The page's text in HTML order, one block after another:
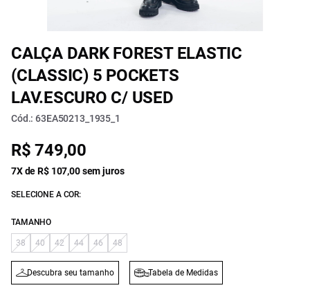
CALÇA DARK FOREST ELASTIC
(CLASSIC) 5 POCKETS
LAV.ESCURO C/ USED
Cód.: 63EA50213_1935_1
R$ 749,00
7X de R$ 107,00 sem juros
SELECIONE A COR:
TAMANHO
38 40 42 44 46 48
Descubra seu tamanho Tabela de Medidas